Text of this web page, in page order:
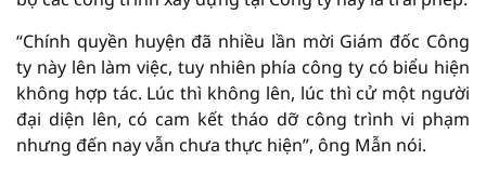
“Chính quyền huyện đã nhiều lần mời Giám đốc Công
ty này lên làm việc, tuy nhiên phía công ty có biểu hiện
không hợp tác. Lúc thì không lên, lúc thì cử một người
đại diện lên, có cam kết tháo dỡ công trình vi phạm
nhưng đến nay vẫn chưa thực hiện”, ông Mẫn nói.